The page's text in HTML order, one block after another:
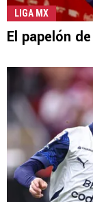
LIGA MX
El papelón